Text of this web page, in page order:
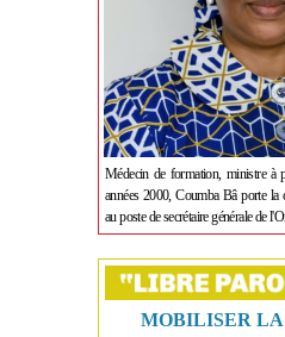
Médecin de formation, ministre à
années 2000, Coumba Bâ porte la
au poste de secrétaire générale de
MOBILISER LA